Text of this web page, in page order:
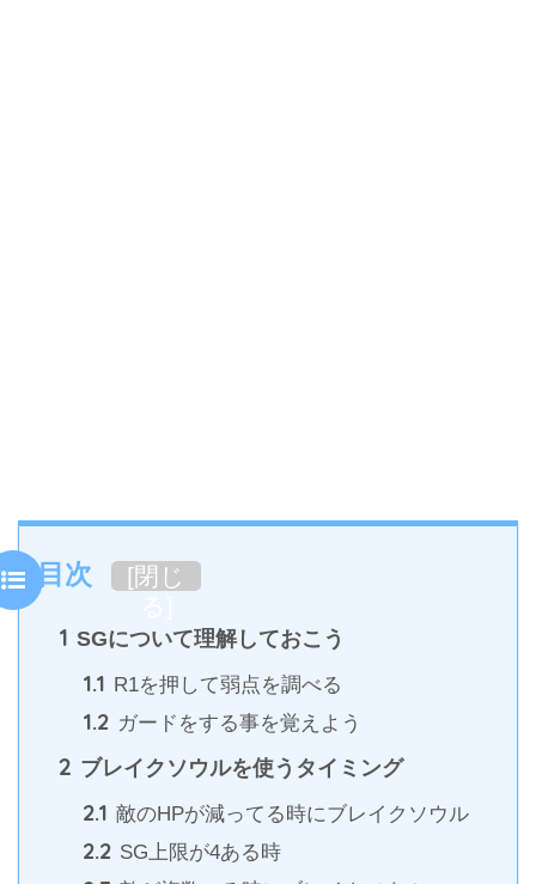
目次 [閉じ
1 SGについて理解しておこう
1.1 R1を押して弱点を調べる
1.2 ガードをする事を覚えよう
2 ブレイクソウルを使うタイミング
2.1 敵のHPが減ってる時にブレイクソウル
2.2 SG上限が4ある時